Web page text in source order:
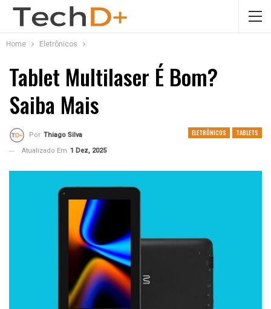
Home Eletrônicos
Tablet Multilaser É Bom?
Saiba Mais
ELETRÔNICOS TABLETS
Por Thiago Silva
Atualizado Em 1 Dez, 2025